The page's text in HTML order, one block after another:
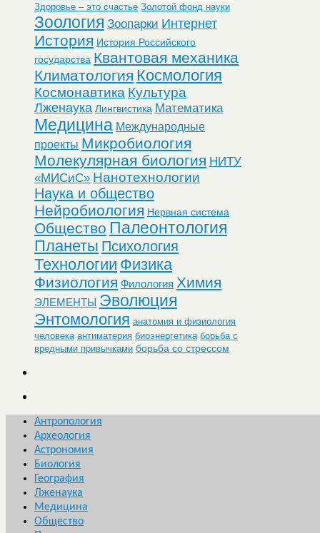
Здоровье – это счастье Золотой фонд науки
Зоология Зоопарки Интернет
История История Российского
государства Квантовая механика
Климатология Космология
Космонавтика Культура
Лженаука Лингвистика Математика
Медицина Международные
проекты Микробиология
Молекулярная биология НИТУ
«МИСиС» Нанотехнологии
Наука и общество
Нейробиология Нервная система
Общество Палеонтология
Планеты Психология
Технологии Физика
Физиология Филология Химия
ЭЛЕМЕНТЫ Эволюция
Энтомология анатомия и физиология
человека антиматерия биоэнергетика борьба с
вредными привычками борьба со стрессом
Антропология
Археология
Астрономия
Биология
География
Лженаука
Медицина
Общество